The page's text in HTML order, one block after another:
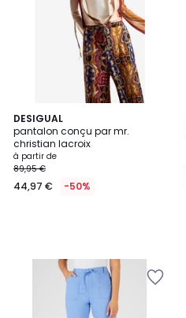
DESIGUAL
pantalon conçu par mr.
christian lacroix
à partir de
89,95 €
44,97 € -50%